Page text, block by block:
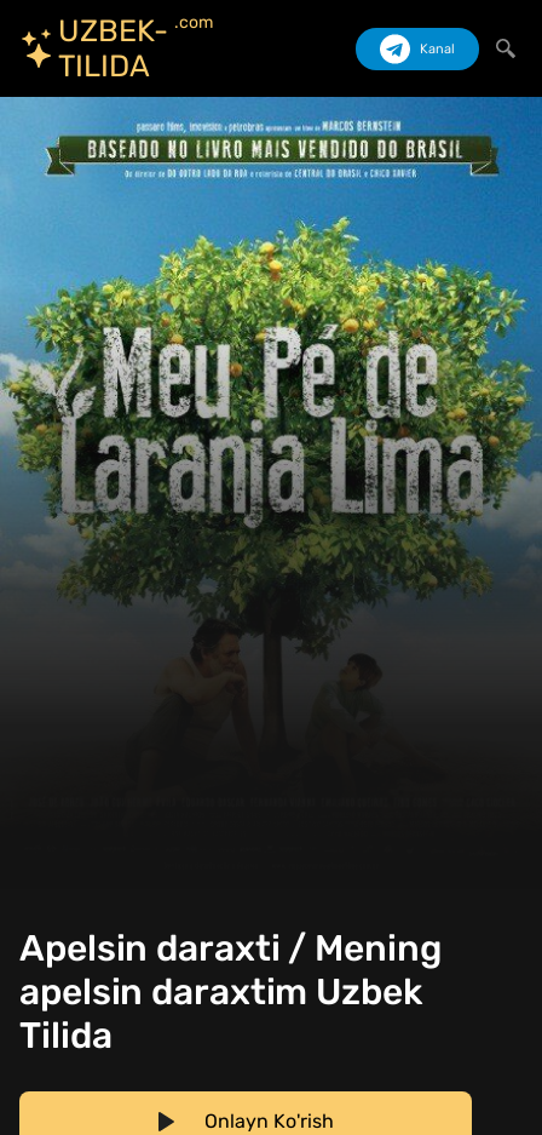
UZBEK-
TILIDA
.com
Kanal
Izlash
Apelsin daraxti / Mening
apelsin daraxtim Uzbek
Tilida
Onlayn Ko'rish